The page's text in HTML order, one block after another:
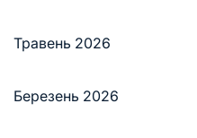
Травень 2026
Березень 2026